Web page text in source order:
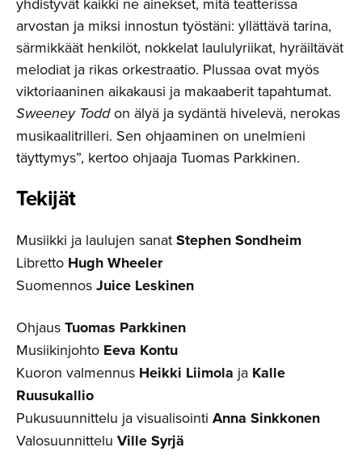
arvostan ja miksi innostun työstäni: yllättävä tarina,
särmikkäät henkilöt, nokkelat laululyriikat, hyräiltävät
melodiat ja rikas orkestraatio. Plussaa ovat myös
viktoriaaninen aikakausi ja makaaberit tapahtumat.
Sweeney Toddon älyä ja sydäntä hivelevä, nerokas
musikaalitrilleri. Sen ohjaaminen on unelmieni
täyttymys”, kertoo ohjaaja Tuomas Parkkinen.
Tekijät
Musiikki ja laulujen sanat Stephen Sondheim
Libretto Hugh Wheeler
Suomennos Juice Leskinen
Ohjaus Tuomas Parkkinen
Musiikinjohto Eeva Kontu
Kuoron valmennus Heikki Liimola ja Kalle
Ruusukallio
Pukusuunnittelu ja visualisointi Anna Sinkkonen
Valosuunnittelu Ville Syrjä